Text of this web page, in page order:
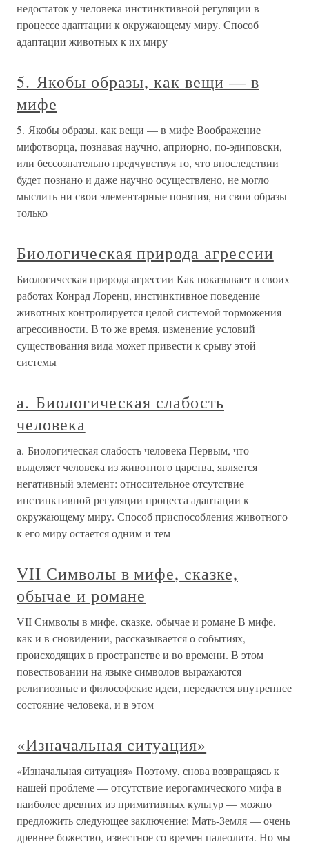
недостаток у человека инстинктивной регуляции в
процессе адаптации к окружающему миру. Способ
адаптации животных к их миру
5. Якобы образы, как вещи — в
мифе
5. Якобы образы, как вещи — в мифе Воображение
мифотворца, познавая научно, априорно, по-эдиповски,
или бессознательно предчувствуя то, что впоследствии
будет познано и даже научно осуществлено, не могло
мыслить ни свои элементарные понятия, ни свои образы
только
Биологическая природа агрессии
Биологическая природа агрессии Как показывает в своих
работах Конрад Лоренц, инстинктивное поведение
животных контролируется целой системой торможения
агрессивности. В то же время, изменение условий
существования вида может привести к срыву этой
системы
а. Биологическая слабость
человека
а. Биологическая слабость человека Первым, что
выделяет человека из животного царства, является
негативный элемент: относительное отсутствие
инстинктивной регуляции процесса адаптации к
окружающему миру. Способ приспособления животного
к его миру остается одним и тем
VII Символы в мифе, сказке,
обычае и романе
VII Символы в мифе, сказке, обычае и романе В мифе,
как и в сновидении, рассказывается о событиях,
происходящих в пространстве и во времени. В этом
повествовании на языке символов выражаются
религиозные и философские идеи, передается внутреннее
состояние человека, и в этом
«Изначальная ситуация»
«Изначальная ситуация» Поэтому, снова возвращаясь к
нашей проблеме — отсутствие иерогамического мифа в
наиболее древних из примитивных культур — можно
предложить следующее заключение: Мать-Земля — очень
древнее божество, известное со времен палеолита. Но мы